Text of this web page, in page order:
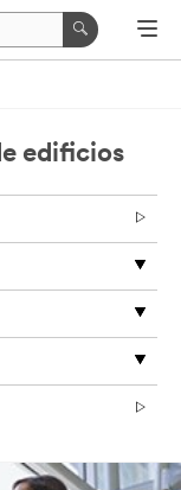
edificios